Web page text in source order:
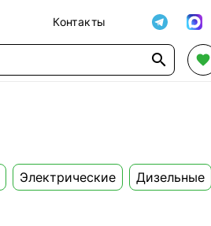
Контакты
 
Электрические Дизельные